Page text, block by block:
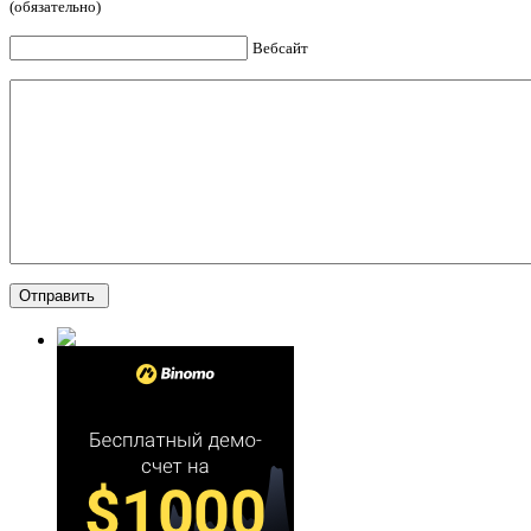
(обязательно)
Вебсайт